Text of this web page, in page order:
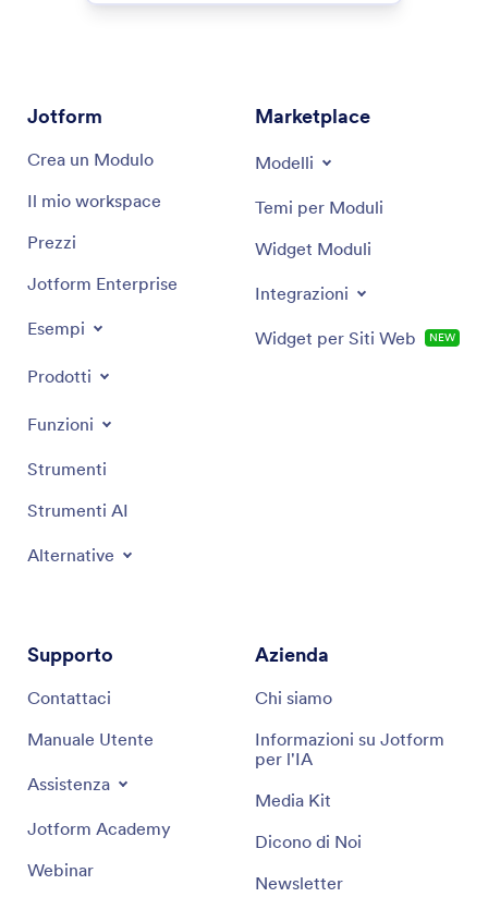
Jotform
Crea un Modulo
Il mio workspace
Prezzi
Jotform Enterprise
Esempi
Prodotti
Funzioni
Strumenti
Strumenti AI
Alternative
Marketplace
Modelli
Temi per Moduli
Widget Moduli
Integrazioni
Widget per Siti Web NEW
Supporto
Contattaci
Manuale Utente
Assistenza
Jotform Academy
Webinar
Azienda
Chi siamo
Informazioni su Jotform
per l'IA
Media Kit
Dicono di Noi
Newsletter